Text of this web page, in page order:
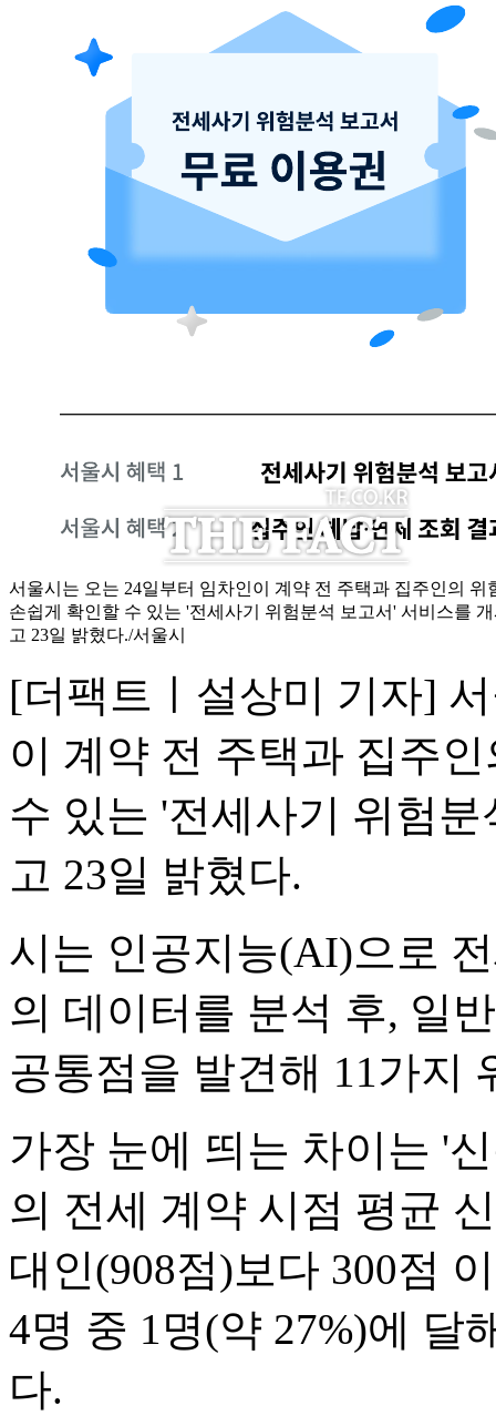
서울시는 오는 24일부터 임차인이 계약 전 주택과 집주인의 위
손쉽게 확인할 수 있는 '전세사기 위험분석 보고서' 서비스를
고 23일 밝혔다./서울시
[더팩트ㅣ설상미 기자]
이 계약 전 주택과 집주
수 있는 '전세사기 위험
고 23일 밝혔다.
시는 인공지능(AI)으로
의 데이터를 분석 후, 일
공통점을 발견해 11가지
가장 눈에 띄는 차이는 '
의 전세 계약 시점 평균
대인(908점)보다 300점
4명 중 1명(약 27%)에 달
다.